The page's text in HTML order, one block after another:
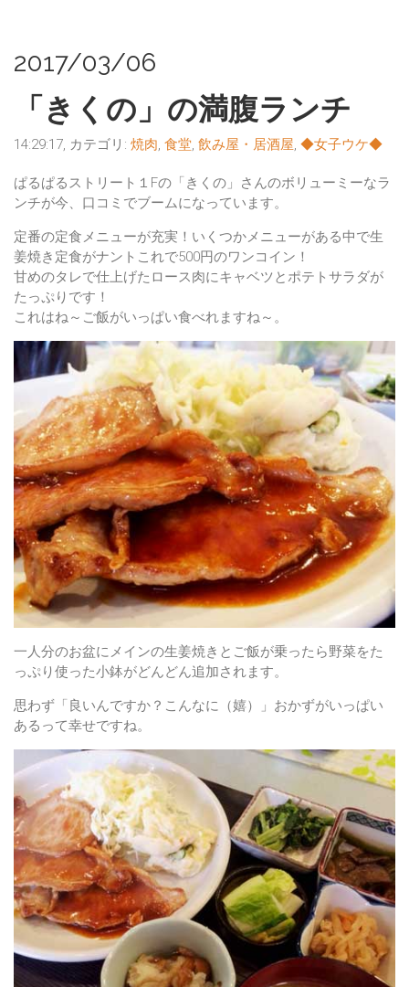
2017/03/06
「きくの」の満腹ランチ
14:29:17, カテゴリ: 焼肉, 食堂, 飲み屋・居酒屋, ◆女子ウケ◆
ぱるぱるストリート１Fの 「きくの」
さんのボリューミーなラ
ンチが今、口コミでブームになっています。
定番の定食メニューが充実！いくつかメニューがある中で生
姜焼き定食がナントこれで500円のワンコイン！
甘めのタレで仕上げたロース肉にキャベツとポテトサラダが
たっぷりです！
これはね～ご飯がいっぱい食べれますね～。
一人分のお盆にメインの生姜焼きとご飯が乗ったら野菜をた
っぷり使った小鉢がどんどん追加されます。
思わず 「良いんですか？こんなに（嬉）」 おかずがいっぱい
あるって幸せですね。